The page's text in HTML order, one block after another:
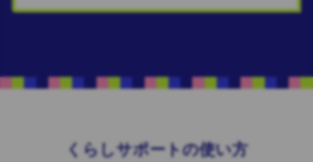
くらしサポートの使い方